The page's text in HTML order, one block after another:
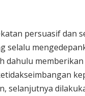
persuasif dan
selalu
dahulu
selanjutnya